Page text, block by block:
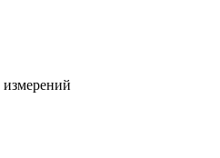
измерений